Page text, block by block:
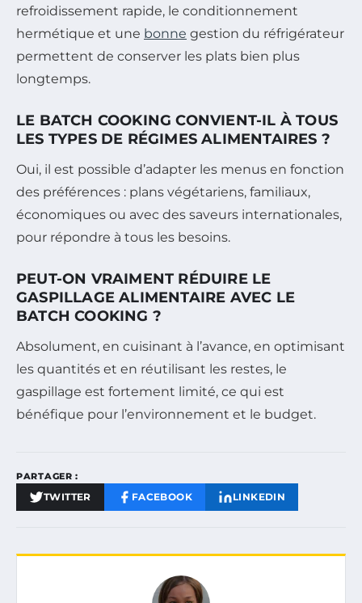
refroidissement rapide, le conditionnement
hermétique et une bonne gestion du réfrigérateur
permettent de conserver les plats bien plus
longtemps.
LE BATCH COOKING CONVIENT-IL À TOUS
LES TYPES DE RÉGIMES ALIMENTAIRES ?
Oui, il est possible d’adapter les menus en fonction
des préférences : plans végétariens, familiaux,
économiques ou avec des saveurs internationales,
pour répondre à tous les besoins.
PEUT-ON VRAIMENT RÉDUIRE LE
GASPILLAGE ALIMENTAIRE AVEC LE
BATCH COOKING ?
Absolument, en cuisinant à l’avance, en optimisant
les quantités et en réutilisant les restes, le
gaspillage est fortement limité, ce qui est
bénéfique pour l’environnement et le budget.
PARTAGER :
TWITTER FACEBOOK LINKEDIN